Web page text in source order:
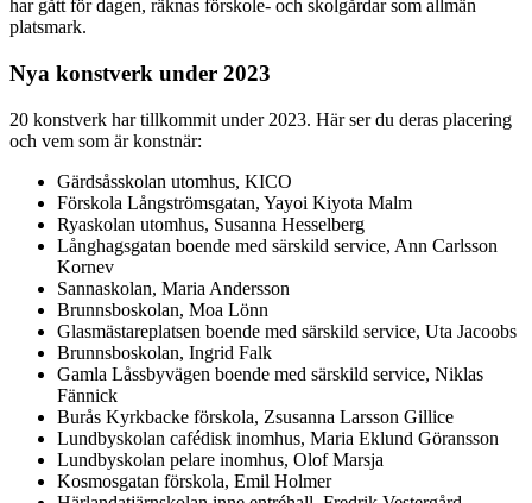
har gått för dagen, räknas förskole- och skolgårdar som allmän
platsmark.
Nya konstverk under 2023
20 konstverk har tillkommit under 2023. Här ser du deras placering
och vem som är konstnär:
Gärdsåsskolan utomhus, KICO
Förskola Långströmsgatan, Yayoi Kiyota Malm
Ryaskolan utomhus, Susanna Hesselberg
Långhagsgatan boende med särskild service, Ann Carlsson
Kornev
Sannaskolan, Maria Andersson
Brunnsboskolan, Moa Lönn
Glasmästareplatsen boende med särskild service, Uta Jacoobs
Brunnsboskolan, Ingrid Falk
Gamla Låssbyvägen boende med särskild service, Niklas
Fännick
Burås Kyrkbacke förskola, Zsusanna Larsson Gillice
Lundbyskolan cafédisk inomhus, Maria Eklund Göransson
Lundbyskolan pelare inomhus, Olof Marsja
Kosmosgatan förskola, Emil Holmer